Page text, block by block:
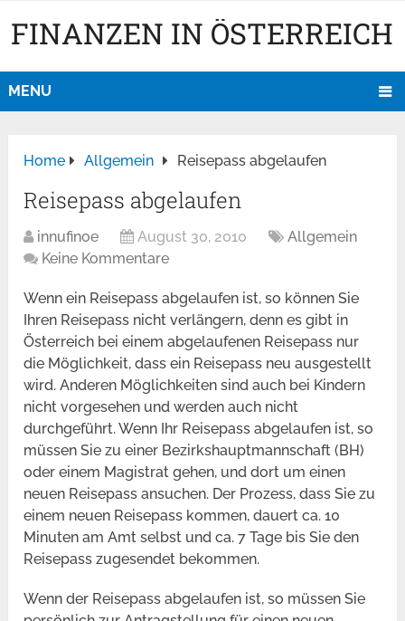
FINANZEN IN ÖSTERREICH
MENU
Home Allgemein Reisepass abgelaufen
Reisepass abgelaufen
innufinoe August 30, 2010
Allgemein
Keine Kommentare
Wenn ein Reisepass abgelaufen ist, so können Sie
Ihren Reisepass nicht verlängern, denn es gibt in
Österreich bei einem abgelaufenen Reisepass nur
die Möglichkeit, dass ein Reisepass neu ausgestellt
wird. Anderen Möglichkeiten sind auch bei Kindern
nicht vorgesehen und werden auch nicht
durchgeführt. Wenn Ihr Reisepass abgelaufen ist, so
müssen Sie zu einer Bezirkshauptmannschaft (BH)
oder einem Magistrat gehen, und dort um einen
neuen Reisepass ansuchen. Der Prozess, dass Sie zu
einem neuen Reisepass kommen, dauert ca. 10
Minuten am Amt selbst und ca. 7 Tage bis Sie den
Reisepass zugesendet bekommen.
Wenn der Reisepass abgelaufen ist, so müssen Sie